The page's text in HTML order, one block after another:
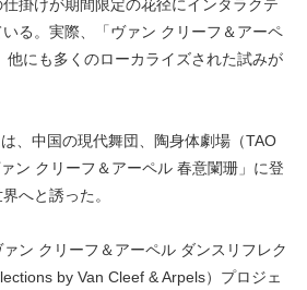
掛けが期間限定の花径にインタラクテ
る。実際、「ヴァン クリーフ＆アーペ
他にも多くのローカライズされた試みが
、中国の現代舞団、陶身体劇場（TAO
ン クリーフ＆アーペル 春意闌珊」に登
へと誘った。
ン クリーフ＆アーペル ダンスリフレク
by Van Cleef & Arpels）プロジェ